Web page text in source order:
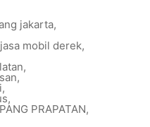
jakarta,
jasa mobil derek,
,
,
,
,
PRAPATAN,